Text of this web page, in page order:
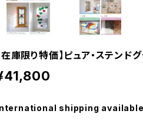
在庫限り特価】ピュア・ステン
shipping available